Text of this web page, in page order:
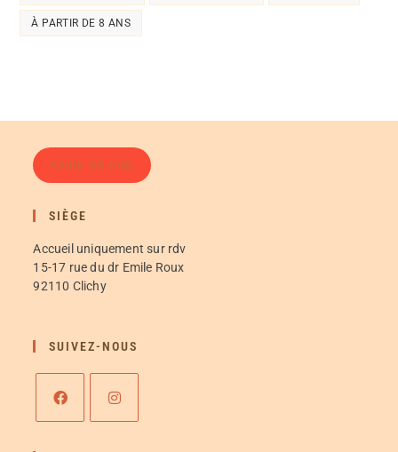
À PARTIR DE 8 ANS
FAIRE UN DON
SIÈGE
Accueil uniquement sur rdv
15-17 rue du dr Emile Roux
92110 Clichy
SUIVEZ-NOUS